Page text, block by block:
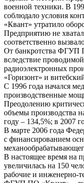
военной техники. В
соблюдало условия
«Квант» утратило
Предприятию не
соответственно
От банкротства ФГУП
вследствие
радиоэлектронных
«Горизонт» и
С 1996 года начался
производственные
Преодолению
объемы производства
году – 134,5%; в 2007
В марте 2006 года
с финансированием
В настоящее время на
увеличилась на 150
рабочие и инженерно-